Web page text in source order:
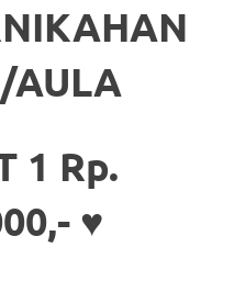
AULA
1 Rp.
♥